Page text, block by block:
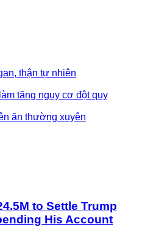
thận tự nhiên
tăng nguy cơ đột quỵ
ăn thường xuyên
to Settle Trump
His Account